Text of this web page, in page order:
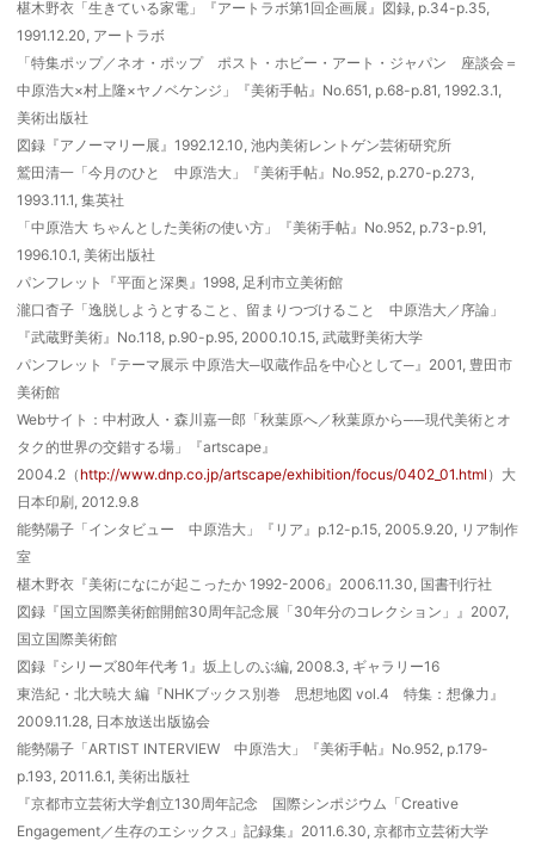
椹木野衣「生きている家電」『アートラボ第1回企画展』図録, p.34-p.35,
1991.12.20, アートラボ
「特集ポップ／ネオ・ポップ ポスト・ホビー・アート・ジャパン 座談会＝
中原浩大×村上隆×ヤノベケンジ」『美術手帖』No.651, p.68-p.81, 1992.3.1,
美術出版社
図録『アノーマリー展』1992.12.10, 池内美術レントゲン芸術研究所
鷲田清一「今月のひと 中原浩大」『美術手帖』No.952, p.270-p.273,
1993.11.1, 集英社
「中原浩大 ちゃんとした美術の使い方」『美術手帖』No.952, p.73-p.91,
1996.10.1, 美術出版社
パンフレット『平面と深奥』1998, 足利市立美術館
瀧口杳子「逸脱しようとすること、留まりつづけること 中原浩大／序論」
『武蔵野美術』No.118, p.90-p.95, 2000.10.15, 武蔵野美術大学
パンフレット『テーマ展示 中原浩大─収蔵作品を中心として─』2001, 豊田市
美術館
Webサイト：中村政人・森川嘉一郎「秋葉原へ／秋葉原から──現代美術とオ
タク的世界の交錯する場」『artscape』
2004.2（ http://www.dnp.co.jp/artscape/exhibition/focus/0402_01.html ）大
日本印刷, 2012.9.8
能勢陽子「インタビュー 中原浩大」『リア』p.12-p.15, 2005.9.20, リア制作
室
椹木野衣『美術になにが起こったか 1992-2006』2006.11.30, 国書刊行社
図録『国立国際美術館開館30周年記念展「30年分のコレクション」』2007,
国立国際美術館
図録『シリーズ80年代考 1』坂上しのぶ編, 2008.3, ギャラリー16
東浩紀・北大暁大 編『NHKブックス別巻 思想地図 vol.4 特集：想像力』
2009.11.28, 日本放送出版協会
能勢陽子「ARTIST INTERVIEW 中原浩大」『美術手帖』No.952, p.179-
p.193, 2011.6.1, 美術出版社
『京都市立芸術大学創立130周年記念 国際シンポジウム「Creative
Engagement／生存のエシックス」記録集』2011.6.30, 京都市立芸術大学